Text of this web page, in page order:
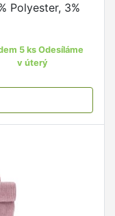
Polyester, 3%
5 ks Odesíláme
v úterý